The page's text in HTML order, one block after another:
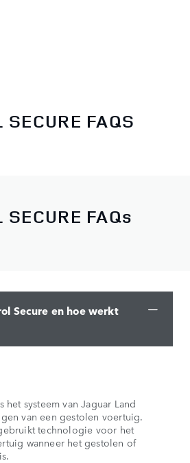
SECURE FAQS
SECURE FAQs
Secure en hoe werkt
het systeem van Jaguar Land
van een gestolen voertuig.
technologie voor het
wanneer het gestolen of